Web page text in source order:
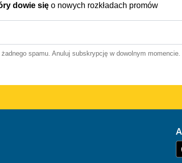
dowie się o nowych rozkładach promów
spamu. Anuluj subskrypcję w dowolnym momencie.